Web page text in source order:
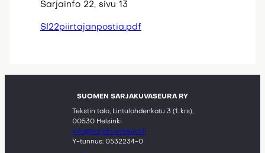
Sarjainfo 22, sivu 13
SI22piirtajanpostia.pdf
SUOMEN SARJAKUVASEURA RY
Tekstin talo, Lintulahdenkatu 3 (1. krs),
00530 Helsinki
info@sarjakuvaseura.fi
Y-tunnus: 0532234-0